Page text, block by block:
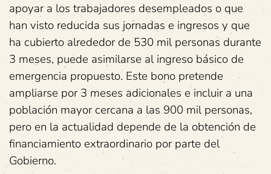
apoyar a los trabajadores desempleados o que
han visto reducida sus jornadas e ingresos y que
ha cubierto alrededor de 530 mil personas durante
3 meses, puede asimilarse al ingreso básico de
emergencia propuesto. Este bono pretende
ampliarse por 3 meses adicionales e incluir a una
población mayor cercana a las 900 mil personas,
pero en la actualidad depende de la obtención de
financiamiento extraordinario por parte del
Gobierno.